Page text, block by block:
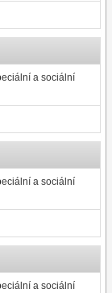
a sociální
a sociální
a sociální